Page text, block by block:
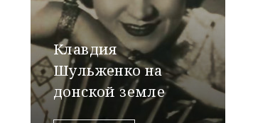
Клавдия
Шульженко на
донской земле